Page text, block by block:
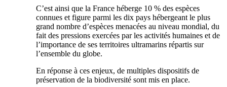
C’est ainsi que la France héberge 10 % des espèces
connues et figure parmi les dix pays hébergeant le plus
grand nombre d’espèces menacées au niveau mondial, du
fait des pressions exercées par les activités humaines et de
l’importance de ses territoires ultramarins répartis sur
l’ensemble du globe.
En réponse à ces enjeux, de multiples dispositifs de
préservation de la biodiversité sont mis en place.